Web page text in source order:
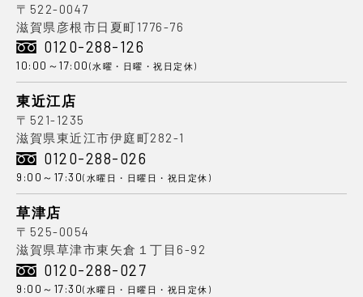
〒522-0047
滋賀県彦根市日夏町1776-76
0120-288-126
10:00～17:00 (水曜・日曜・祝日定休)
東近江店
〒521-1235
滋賀県東近江市伊庭町282-1
0120-288-026
9:00～17:30(水曜日・日曜日・祝日定休)
草津店
〒525-0054
滋賀県草津市東矢倉１丁目6-92
0120-288-027
9:00～17:30(水曜日・日曜日・祝日定休)